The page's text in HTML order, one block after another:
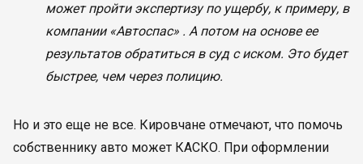
может пройти экспертизу по ущербу, к примеру, в
компании «Автоспас» . А потом на основе ее
результатов обратиться в суд с иском. Это будет
быстрее, чем через полицию.
Но и это еще не все. Кировчане отмечают, что помочь
собственнику авто может КАСКО. При оформлении